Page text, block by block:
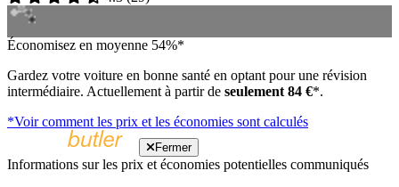
Économisez en moyenne 54%*
Gardez votre voiture en bonne santé en optant pour une révision
intermédiaire. Actuellement à partir de seulement 84 €*.
*Voir comment les prix et les économies sont calculés
Fermer
Informations sur les prix et économies potentielles communiqués